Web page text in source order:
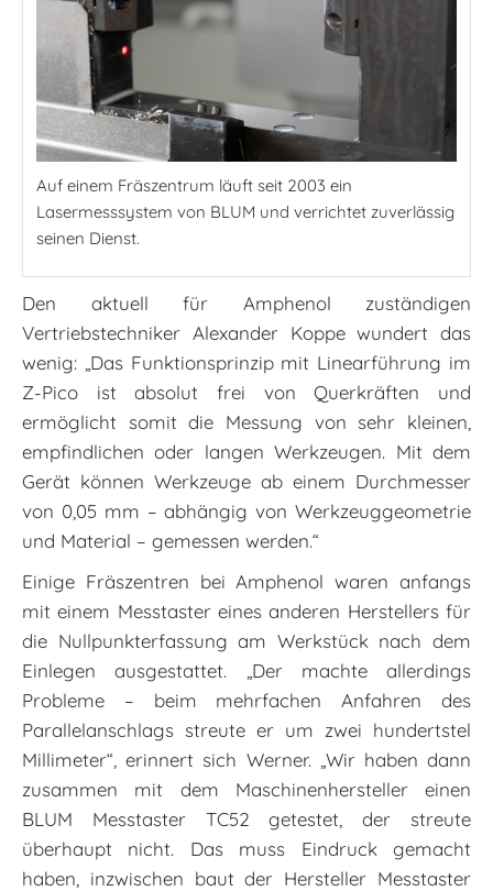
Auf einem Fräszentrum läuft seit 2003 ein
Lasermesssystem von BLUM und verrichtet zuverlässig
seinen Dienst.
Den aktuell für Amphenol zuständigen
Vertriebstechniker Alexander Koppe wundert das
wenig: „Das Funktionsprinzip mit Linearführung im
Z-Pico ist absolut frei von Querkräften und
ermöglicht somit die Messung von sehr kleinen,
empfindlichen oder langen Werkzeugen. Mit dem
Gerät können Werkzeuge ab einem Durchmesser
von 0,05 mm – abhängig von Werkzeuggeometrie
und Material – gemessen werden.“
Einige Fräszentren bei Amphenol waren anfangs
mit einem Messtaster eines anderen Herstellers für
die Nullpunkterfassung am Werkstück nach dem
Einlegen ausgestattet. „Der machte allerdings
Probleme – beim mehrfachen Anfahren des
Parallelanschlags streute er um zwei hundertstel
Millimeter“, erinnert sich Werner. „Wir haben dann
zusammen mit dem Maschinenhersteller einen
BLUM Messtaster TC52 getestet, der streute
überhaupt nicht. Das muss Eindruck gemacht
haben, inzwischen baut der Hersteller Messtaster